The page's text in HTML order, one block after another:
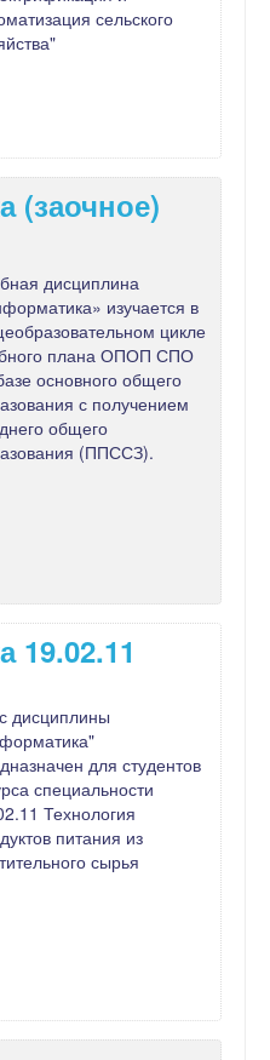
сельского
(заочное)
дисциплина
изучается в
цикле
плана ОПОП СПО
основного общего
с получением
общего
(ППССЗ).
19.02.11
дисциплины
для студентов
специальности
Технология
питания из
сырья